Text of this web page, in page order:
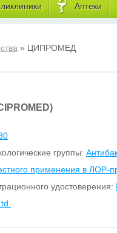
Аптеки
» ЦИПРОМЕД
группы:
применения в ЛОР-
удостоверения: